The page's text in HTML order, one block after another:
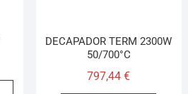
DECAPADOR TERM 2300W
50/700°C
797,44€